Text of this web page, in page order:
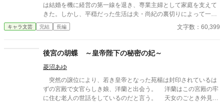
は結婚を機に経営の第一線を退き、専業主婦として家庭を支えて
きた。しかし、平穏だった生活は夫・尚紀の裏切りによって一変
する。彼の部下であり不倫相手の優美が、会社を混乱に陥れつつ
あったのだ。 尚紀の冷たい態度と優美の挑発に苦しむ中、奏は再
め、かつての仲間や信頼できる協力者たちと連携しながら、会社
望を徹底的に打ち砕く覚悟でもあった。 取締役会での対決、揺れ
る社内外の信頼、そして壊れた夫婦の絆の果てに待つのは――。
自分の誇りと未来を取り戻すため、すべてを賭けて挑む奏の闘
い。復讐の果てに見える新たな希望と、繊細な人間ドラマが交錯
キャラ文芸 完結 長編 文字数：60,399
後宮の胡蝶 ～皇帝陛下の秘密の妃～
菱沼あゆ
突然の譲位により、若き皇帝となった苑楊は封印されているは
ずの宮殿で女官らしき娘、洋蘭と出会う。 洋蘭はこの宮殿の牢
に住む老人の世話をしているのだと言う。 天女のごとき外見と